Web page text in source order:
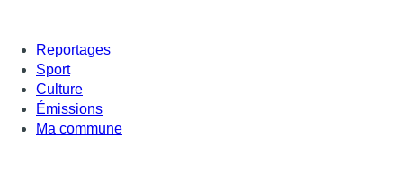
Reportages
Sport
Culture
Émissions
Ma commune